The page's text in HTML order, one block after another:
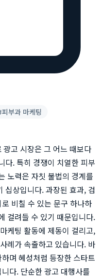
피부과 마케팅
고 시장은 그 어느 때보다
다. 특히 경쟁이 치열한 피부
노력은 자칫 불법의 경계를
십상입니다. 과장된 효과, 검
비칠 수 있는 문구 하나하
걸려들 수 있기 때문입니다.
케팅 활동에 제동이 걸리고,
례가 속출하고 있습니다. 바
며 혜성처럼 등장한 스타트
다. 단순한 광고 대행사를